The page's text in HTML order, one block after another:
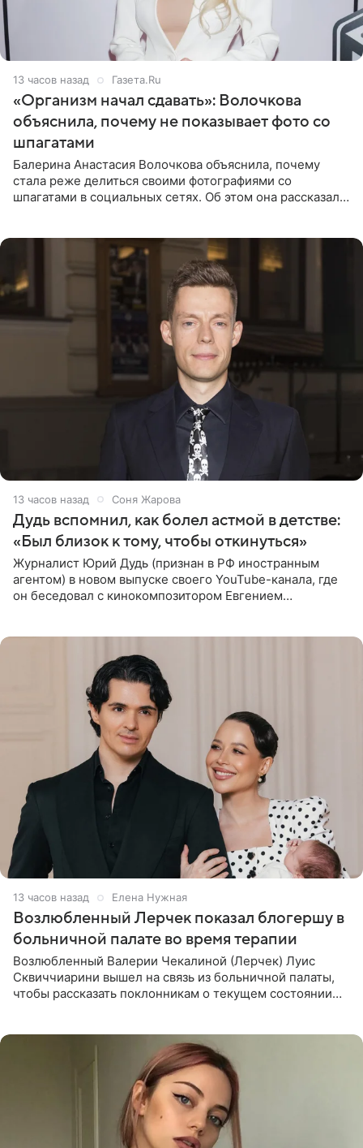
13 часов назад Газета.Ru
«Организм начал сдавать»: Волочкова
объяснила, почему не показывает фото со
шпагатами
Балерина Анастасия Волочкова объяснила, почему
стала реже делиться своими фотографиями со
шпагатами в социальных сетях. Об этом она рассказала
13 часов назад Соня Жарова
Дудь вспомнил, как болел астмой в детстве:
«Был близок к тому, чтобы откинуться»
Журналист Юрий Дудь (признан в РФ иностранным
агентом) в новом выпуске своего YouTube-канала, где
он беседовал с кинокомпозитором Евгением
13 часов назад Елена Нужная
Возлюбленный Лерчек показал блогершу в
больничной палате во время терапии
Возлюбленный Валерии Чекалиной (Лерчек) Луис
Сквиччиарини вышел на связь из больничной палаты,
чтобы рассказать поклонникам о текущем состоянии